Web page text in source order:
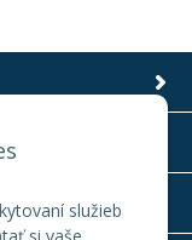
služieb